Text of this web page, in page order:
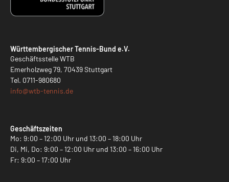
Württembergischer Tennis-Bund e.V.
Geschäftsstelle WTB
Emerholzweg 79, 70439 Stuttgart
Tel. 0711-980680
info@wtb-tennis.de
Geschäftszeiten
Mo: 9:00 – 12:00 Uhr und 13:00 – 18:00 Uhr
Di, Mi, Do: 9:00 – 12:00 Uhr und 13:00 – 16:00 Uhr
Fr: 9:00 – 17:00 Uhr